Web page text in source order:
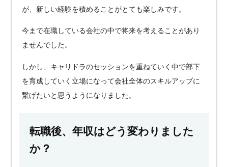
が、新しい経験を積めることがとても楽しみです。
今まで在職している会社の中で将来を考えることがあり
ませんでした。
しかし、キャリドラのセッションを重ねていく中で部下
を育成していく立場になって会社全体のスキルアップに
繋げたいと思うようになりました。
転職後、年収はどう変わりました
か？